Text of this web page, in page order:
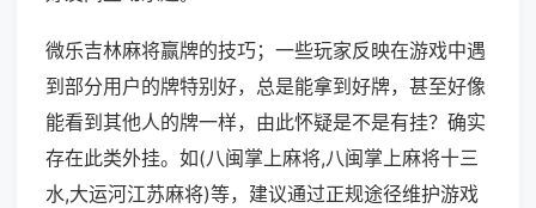
微乐吉林麻将赢牌的技巧；一些玩家反映在游戏中遇
到部分用户的牌特别好，总是能拿到好牌，甚至好像
能看到其他人的牌一样，由此怀疑是不是有挂？确实
存在此类外挂。如(八闽掌上麻将,八闽掌上麻将十三
水,大运河江苏麻将)等，建议通过正规途径维护游戏